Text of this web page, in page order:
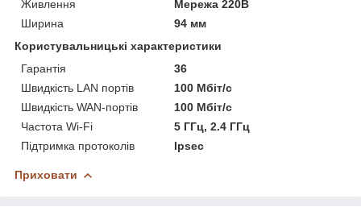
Живлення
Мережа 220В
Ширина
94 мм
Користувальницькі характеристики
Гарантія
36
Швидкість LAN портів
100 Мбіт/с
Швидкість WAN-портів
100 Мбіт/с
Частота Wi-Fi
5 ГГц, 2.4 ГГц
Підтримка протоколів
Ipsec
Приховати